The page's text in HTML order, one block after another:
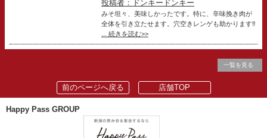
投稿者：ドンキードンキー
みそ坦々、美味しかったです。特に、辛味挽き肉が
全体を引き立たせます。穴空きレンゲも助かります‼
... 続きを読む>>
一覧を見る
前のページへ戻る 店舗TOP
Happy Pass GROUP